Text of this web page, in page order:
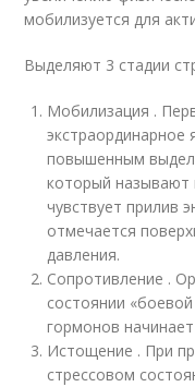
мобилизуется для
Выделяют 3 стадии
Мобилизация .
экстраординарное
повышенным
который называют
чувствует прилив
отмечается
давления.
Сопротивление .
состоянии
гормонов
Истощение . При
стрессовом